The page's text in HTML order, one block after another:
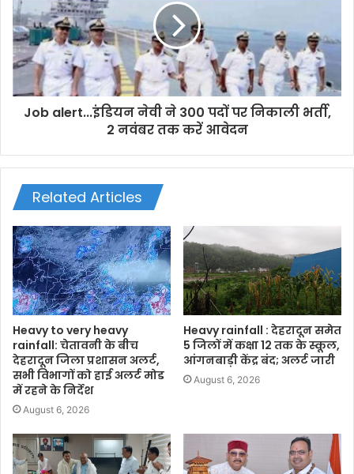
Job alert...इंडियन नेवी ने 300 पदों पर निकाली भर्ती,
2 नवंबर तक करें आवेदन
Related Articles
Heavy to very heavy
rainfall: चेतावनी के बीच
देहरादून जिला प्रशासन अलर्ट,
सभी विभागों को हाई अलर्ट मोड
में रहने के निर्देश
August 6, 2026
Heavy rainfall : देहरादून समेत
5 जिलों में कक्षा 12 तक के स्कूल,
आंगनबाड़ी केंद्र बंद; अलर्ट जारी
August 6, 2026